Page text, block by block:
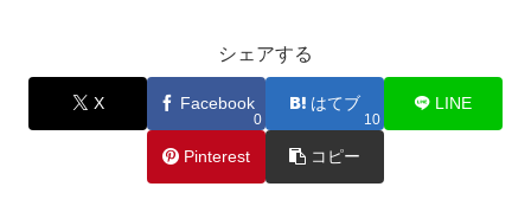
シェアする
X Facebook
0
はてブ
10
LINE
Pinterest コピー